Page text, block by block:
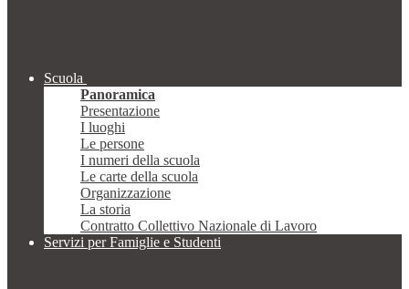
Scuola
Panoramica
Presentazione
I luoghi
Le persone
I numeri della scuola
Le carte della scuola
Organizzazione
La storia
Contratto Collettivo Nazionale di Lavoro
Servizi per Famiglie e Studenti